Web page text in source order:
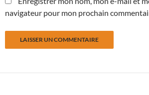
navigateur pour mon prochain